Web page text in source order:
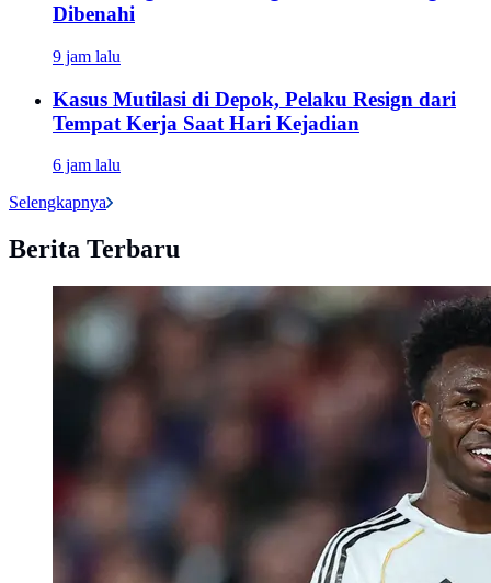
Dibenahi
9 jam lalu
Kasus Mutilasi di Depok, Pelaku Resign dari
Tempat Kerja Saat Hari Kejadian
6 jam lalu
Selengkapnya
Berita Terbaru